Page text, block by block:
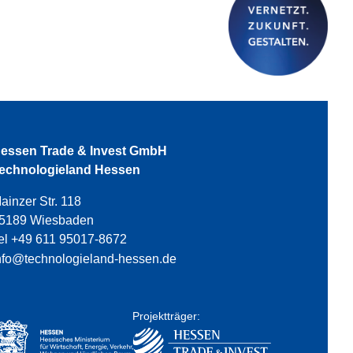
Trade & Invest GmbH
Hessen
Str. 118
Wiesbaden
+49 611 95017-8672
hessen.de
Projektträger: